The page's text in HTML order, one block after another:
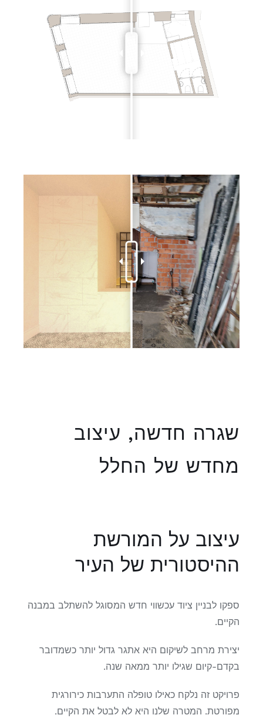
שגרה חדשה, עיצוב
מחדש של החלל
עיצוב על המורשת
ההיסטורית של העיר
ספקו לבניין ציוד עכשווי חדש המסוגל להשתלב במבנה
הקיים.
יצירת מרחב לשיקום היא אתגר גדול יותר כשמדובר
בקדם-קיום שגילו יותר ממאה שנה.
פרויקט זה נלקח כאילו טופלה התערבות כירורגית
מפורטת. המטרה שלנו היא לא לבטל את הקיים.